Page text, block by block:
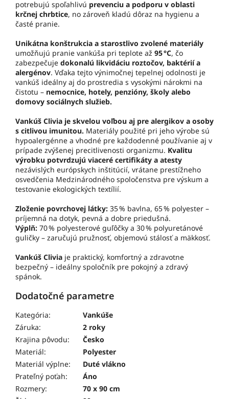
potrebujú spoľahlivú prevenciu a podporu v oblasti
krčnej chrbtice, no zároveň kladú dôraz na hygienu a
časté pranie.
Unikátna konštrukcia a starostlivo zvolené materiály
umožňujú pranie vankúša pri teplote až 95 °C, čo
zabezpečuje dokonalú likvidáciu roztočov, baktérií a
alergénov. Vďaka tejto výnimočnej tepelnej odolnosti je
vankúš ideálny aj do prostredia s vysokými nárokmi na
čistotu – nemocnice, hotely, penzióny, školy alebo
domovy sociálnych služieb.
Vankúš Clivia je skvelou voľbou aj pre alergikov a osoby
s citlivou imunitou. Materiály použité pri jeho výrobe sú
hypoalergénne a vhodné pre každodenné používanie aj v
prípade zvýšenej precitlivenosti organizmu. Kvalitu
výrobku potvrdzujú viaceré certifikáty a atesty
nezávislých európskych inštitúcií, vrátane prestížneho
osvedčenia Medzinárodného spoločenstva pre výskum a
testovanie ekologických textílií.
Zloženie povrchovej látky: 35 % bavlna, 65 % polyester –
príjemná na dotyk, pevná a dobre priedušná.
Výplň: 70 % polyesterové guľôčky a 30 % polyuretánové
guličky – zaručujú pružnosť, objemovú stálosť a mäkkosť.
Vankúš Clivia je praktický, komfortný a zdravotne
bezpečný – ideálny spoločník pre pokojný a zdravý
spánok.
Dodatočné parametre
Kategória:
Vankúše
Záruka:
2 roky
Krajina pôvodu:
Česko
Materiál:
Polyester
Materiál výplne:
Duté vlákno
Prateľný poťah:
Áno
Rozmery:
70 x 90 cm